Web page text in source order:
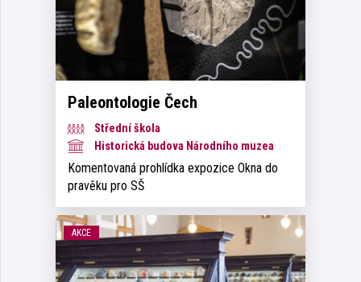
Paleontologie Čech
Střední škola
Historická budova Národního muzea
Komentovaná prohlídka expozice Okna do
pravěku pro SŠ
AKCE